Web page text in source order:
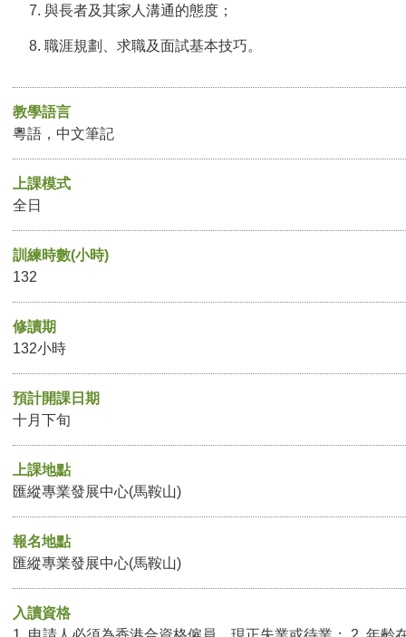
與長者及其家人溝通的態度；
職涯規劃、求職及面試基本技巧。
教學語言
粵語，中文筆記
上課模式
全日
訓練時數(小時)
132
修讀期
132小時
預計開課日期
十月下旬
上課地點
匯縱專業發展中心(馬鞍山)
報名地點
匯縱專業發展中心(馬鞍山)
入讀資格